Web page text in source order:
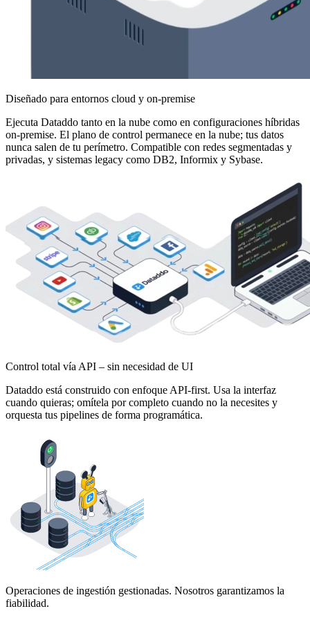
Diseñado para entornos cloud y on-premise
Ejecuta Dataddo tanto en la nube como en configuraciones híbridas
on-premise. El plano de control permanece en la nube; tus datos
nunca salen de tu perímetro. Compatible con redes segmentadas y
privadas, y sistemas legacy como DB2, Informix y Sybase.
Control total vía API – sin necesidad de UI
Dataddo está construido con enfoque API-first. Usa la interfaz
cuando quieras; omítela por completo cuando no la necesites y
orquesta tus pipelines de forma programática.
Operaciones de ingestión gestionadas. Nosotros garantizamos la
fiabilidad.